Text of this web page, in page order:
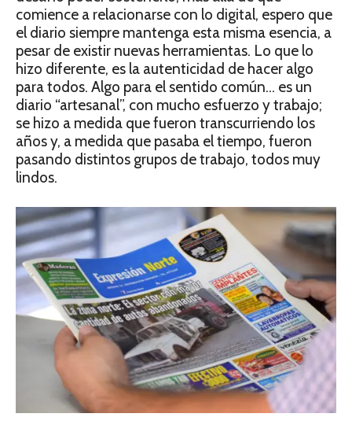
comience a relacionarse con lo digital, espero que
el diario siempre mantenga esta misma esencia, a
pesar de existir nuevas herramientas. Lo que lo
hizo diferente, es la autenticidad de hacer algo
para todos. Algo para el sentido común… es un
diario “artesanal”, con mucho esfuerzo y trabajo;
se hizo a medida que fueron transcurriendo los
años y, a medida que pasaba el tiempo, fueron
pasando distintos grupos de trabajo, todos muy
lindos.